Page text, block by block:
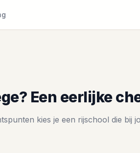
Een eerlijke
kies je een rijschool die